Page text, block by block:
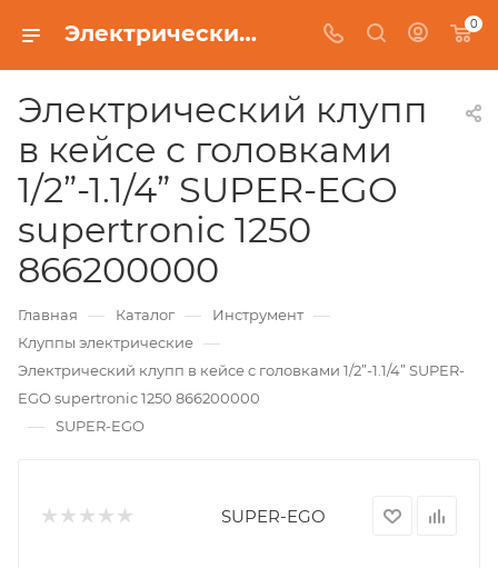
Электрический клупп в кейсе с головками 1/2”-1.1/4” SUPER-EGO supertronic 1250 866200000 0
Электрический клупп
в кейсе с головками
1/2”-1.1/4” SUPER-EGO
supertronic 1250
866200000
Главная — Каталог — Инструмент —
Клуппы электрические —
Электрический клупп в кейсе с головками 1/2”-1.1/4” SUPER-
EGO supertronic 1250 866200000
— SUPER-EGO
SUPER-EGO